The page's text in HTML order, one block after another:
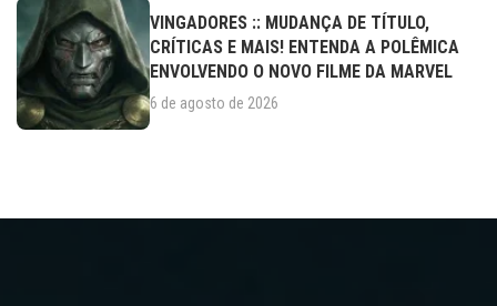
VINGADORES :: MUDANÇA DE TÍTULO,
CRÍTICAS E MAIS! ENTENDA A POLÊMICA
ENVOLVENDO O NOVO FILME DA MARVEL
6 de agosto de 2026